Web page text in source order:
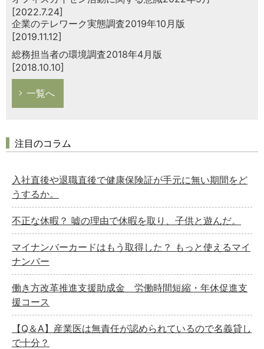
[2022.7.24]
企業のテレワーク実態調査2019年10月版
[2019.11.12]
総務担当者の環境調査2018年4月版
[2018.10.10]
一覧へ
注目のコラム
入社直後や退職直後で健康保険証が手元に無い期間をど
うするか。
不正な休暇？ 嘘の理由で休暇を取り、子供と遊んだ。
マイナンバーカードはもう取得した？ もっと使えるマイ
ナンバー
働き方改革推進支援助成金 労働時間短縮・年休促進支
援コース
【Q＆A】産業医は無責任が認められているので名義貸し
で十分？